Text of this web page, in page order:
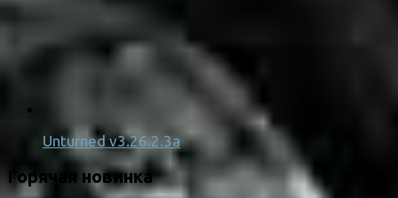
Unturned v3.26.2.3a
Горячая новинка